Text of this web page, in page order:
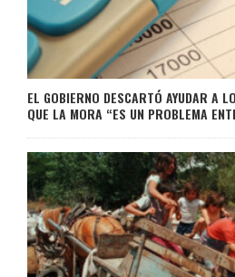
EL GOBIERNO DESCARTÓ AYUDAR A
QUE LA MORA “ES UN PROBLEMA